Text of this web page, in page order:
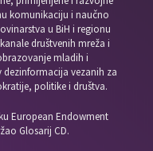
komunikaciju i naučno
u BiH i regionu
društvenih mreža i
mladih i
vezanih za
politike i društva.
European Endowment
Glosarij CD.